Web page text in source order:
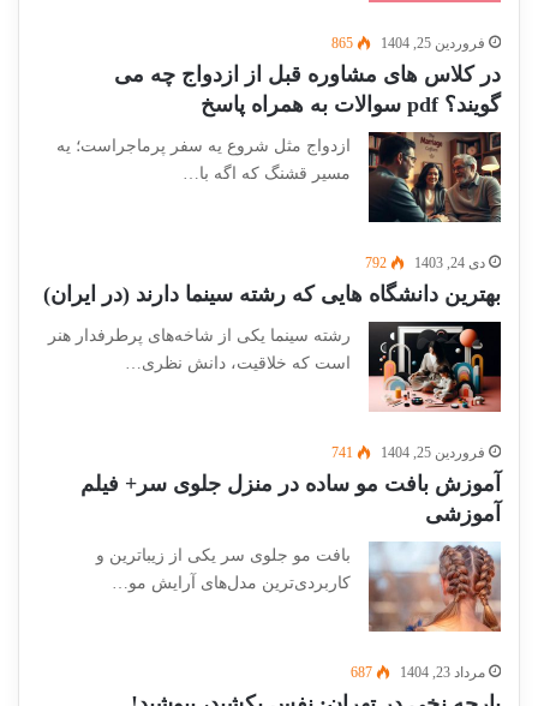
فروردین 25, 1404 865
در کلاس های مشاوره قبل از ازدواج چه می
گویند؟ pdf سوالات به همراه پاسخ
ازدواج مثل شروع یه سفر پرماجراست؛ یه
مسیر قشنگ که اگه با…
دی 24, 1403 792
بهترین دانشگاه هایی که رشته سینما دارند (در ایران)
رشته سینما یکی از شاخه‌های پرطرفدار هنر
است که خلاقیت، دانش نظری…
فروردین 25, 1404 741
آموزش بافت مو ساده در منزل جلوی سر+ فیلم
آموزشی
بافت مو جلوی سر یکی از زیباترین و
کاربردی‌ترین مدل‌های آرایش مو…
مرداد 23, 1404 687